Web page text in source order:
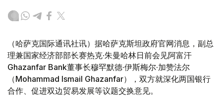
（哈萨克国际通讯社讯）据哈萨克斯坦政府官网消息，副总
理兼国家经济部部长赛热克·朱曼哈林日前会见阿富汗
Ghazanfar Bank董事长穆罕默德·伊斯梅尔·加赞法尔
（Mohammad Ismail Ghazanfar），双方就深化两国银行
合作、促进双边贸易发展等议题交换意见。